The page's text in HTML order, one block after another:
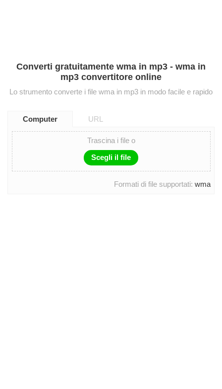
Converti gratuitamente wma in mp3 - wma in
mp3 convertitore online
Lo strumento converte i file wma in mp3 in modo facile e rapido
Computer URL
Trascina i file o
Scegli il file
Formati di file supportati: wma